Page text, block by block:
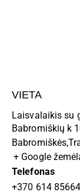
VIETA
Laisvalaikis su
Babromiškių k
Babromiškės,
+ Google
Telefonas
+370 614 85664